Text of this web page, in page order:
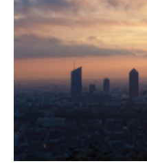
de
gaz
à
de
serre
:
des
résultats